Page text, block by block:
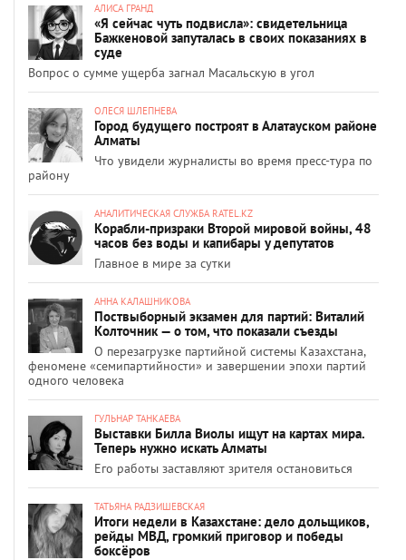
АЛИСА ГРАНД
«Я сейчас чуть подвисла»: свидетельница
Бажкеновой запуталась в своих показаниях в
суде
Вопрос о сумме ущерба загнал Масальскую в угол
ОЛЕСЯ ШЛЕПНЕВА
Город будущего построят в Алатауском районе
Алматы
Что увидели журналисты во время пресс-тура по
району
АНАЛИТИЧЕСКАЯ СЛУЖБА RATEL.KZ
Корабли-призраки Второй мировой войны, 48
часов без воды и капибары у депутатов
Главное в мире за сутки
АННА КАЛАШНИКОВА
Поствыборный экзамен для партий: Виталий
Колточник — о том, что показали съезды
О перезагрузке партийной системы Казахстана,
феномене «семипартийности» и завершении эпохи партий
одного человека
ГУЛЬНАР ТАНКАЕВА
Выставки Билла Виолы ищут на картах мира.
Теперь нужно искать Алматы
Его работы заставляют зрителя остановиться
ТАТЬЯНА РАДЗИШЕВСКАЯ
Итоги недели в Казахстане: дело дольщиков,
рейды МВД, громкий приговор и победы
боксёров